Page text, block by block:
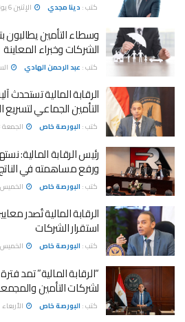
كتب : دينا مجدي الإثنين 6 يوليو 2026
وسطاء التأمين يطالبون
الشركات وخبراء المعاينة
كتب : عبد الرحمن الهادي السبت
الرقابة المالية تستحدث
التأمين الجماعي لتسريع
كتب : البورصة خاص الجمعة 3 يوليو 2026
رئيس الرقابة المالية:
ورفع مساهمته في
كتب : البورصة خاص الخميس 2 يوليو 2026
الرقابة المالية تُصدر
استقرار الشركات
كتب : البورصة خاص الخميس 25 يونيو 2026
“الرقابة المالية” تمد
لشركات التأمين والمجمعات لـ
كتب : البورصة خاص الأربعاء 24 يونيو 2026